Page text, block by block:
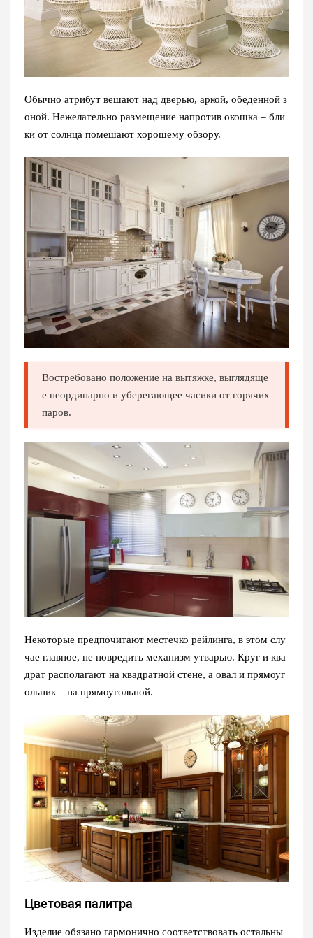
Обычно атрибут вешают над дверью, аркой, обеденной з
оной. Нежелательно размещение напротив окошка – бли
ки от солнца помешают хорошему обзору.
Востребовано положение на вытяжке, выглядяще
е неординарно и уберегающее часики от горячих
паров.
Некоторые предпочитают местечко рейлинга, в этом слу
чае главное, не повредить механизм утварью. Круг и ква
драт располагают на квадратной стене, а овал и прямоуг
ольник – на прямоугольной.
Цветовая палитра
Изделие обязано гармонично соответствовать остальны